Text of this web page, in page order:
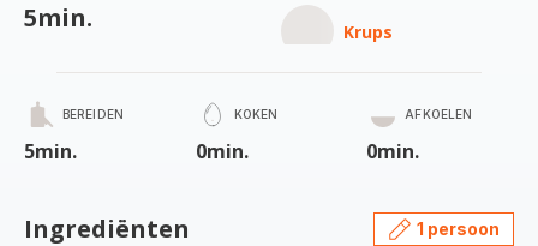
5min. Krups
BEREIDEN
5min.
KOKEN
0min.
AFKOELEN
0min.
Ingrediënten 1 persoon